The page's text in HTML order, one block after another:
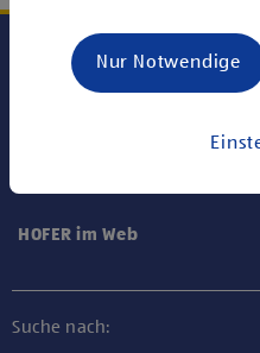
HOFER im Web
Suche nach:
Nur Notwendige